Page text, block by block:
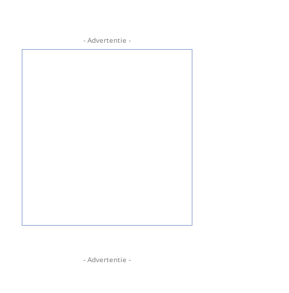
- Advertentie -
- Advertentie -